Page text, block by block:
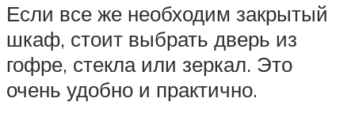
Если все же необходим закрытый
шкаф, стоит выбрать дверь из
гофре, стекла или зеркал. Это
очень удобно и практично.